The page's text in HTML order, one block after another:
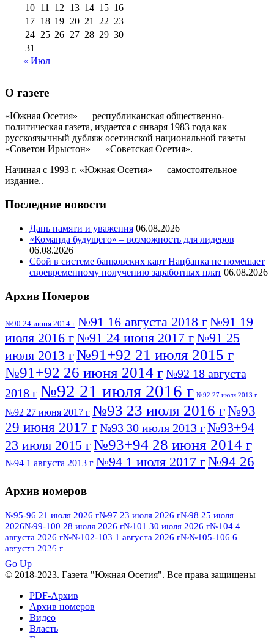
10 11 12 13 14 15 16
17 18 19 20 21 22 23
24 25 26 27 28 29 30
31
« Июл
О газете
«Южная Осетия» — республиканская общественно-
политическая газета, издается с января 1983 года как
русскоязычный дубляж осетинской национальной газеты
«Советон Ирыстон» — «Советская Осетия».
Начиная с 1993 г. «Южная Осетия» — самостоятельное
издание..
Последние новости
Дань памяти и уважения 06.08.2026
«Команда будущего» – возможность для лидеров
06.08.2026
Сбой в системе банковских карт Нацбанка не помешает
своевременному получению заработных плат 06.08.2026
Архив Номеров
№90 24 июня 2014 г №91 16 августа 2018 г№91 19
июля 2016 г№91 24 июня 2017 г№91 25
июля 2013 г№91+92 21 июля 2015 г
№91+92 26 июня 2014 г№92 18 августа
2018 г№92 21 июля 2016 г №92 27 июля 2013 г
№92 27 июня 2017 г №93 23 июля 2016 г№93
29 июня 2017 г№93 30 июля 2013 г№93+94
23 июля 2015 г№93+94 28 июня 2014 г
№94 1 августа 2013 г №94 1 июля 2017 г№94 26
№95 7 августа 2012 г
№95 28 июля 2016 г№95+96 3 августа
2013 г№96 6 июля 2017 г№96 9 августа
2012 г №96 28 июля 2015 г
№96+97 30 июля 2016 г
№97 11 августа 2012 г
№97 30 июля 2015 г
№98 2 августа 2016 г
Архив номеров
№95-96 21 июля 2026 г№97 23 июля 2026 г№98 25 июля
2026№99-100 28 июля 2026 г№101 30 июля 2026 г№104 4
августа 2026 г№№102-103 1 августа 2026 г№№105-106 6
августа 2026 г
ПОСМОТРЕТЬ ВСЕ
Go Up
© 2018-2023. Газета "Южная Осетия". Все права защищены
PDF-Архив
Архив номеров
Видео
Власть